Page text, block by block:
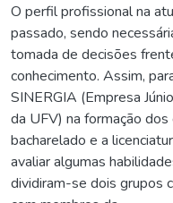
O perfil profissional na
passado, sendo
tomada de decisões
conhecimento. Assim,
SINERGIA (Empresa
da UFV) na formação
bacharelado e a
avaliar algumas
dividiram-se dois grupos